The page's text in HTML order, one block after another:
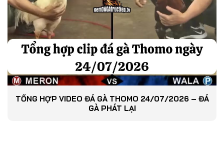
TỔNG HỢP VIDEO ĐÁ GÀ THOMO 24/07/2026 – ĐÁ
GÀ PHÁT LẠI